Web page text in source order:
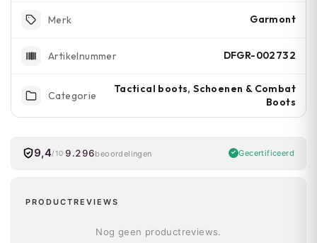
Merk Garmont
Artikelnummer DFGR-002732
Categorie
Tactical boots, Schoenen & Combat
Boots
9,4/10 9.296beoordelingen Gecertificeerd
PRODUCTREVIEWS
Nog geen productreviews.